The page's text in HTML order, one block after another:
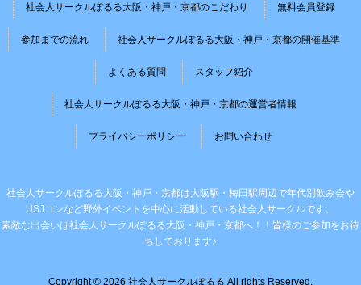
社会人サークルぽるる大阪・神戸・京都のこだわり 無料会員登録
参加までの流れ 社会人サークルぽるる大阪・神戸・京都の開催基準
よくある質問 スタッフ紹介
社会人サークルぽるる大阪・神戸・京都の運営者情報
プライバシーポリシー お問い合わせ
社会人サークルぽるる大阪・神戸・京都は大阪駅・梅田駅周辺で年代別飲み会や
USJコンなど野外イベントを中心に活動している社会人サークルです。
素敵な出会いは社会人サークルぽるる大阪・神戸・京都へ！！皆様のご参加をお待
ちしております♪
Copyright © 2026 社会人サークルぽるる All rights Reserved.